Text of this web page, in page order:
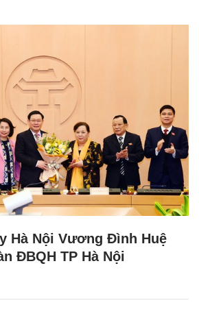
Hà Nội Vương Đình Huệ
ĐBQH TP Hà Nội